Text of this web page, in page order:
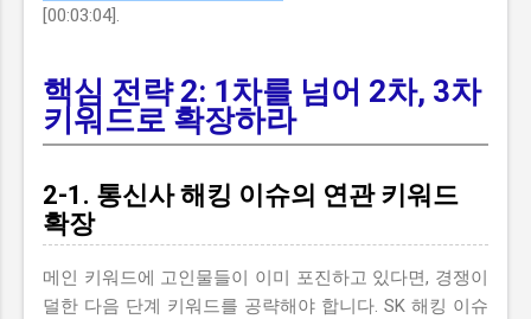
[00:03:04].
핵심 전략 2: 1차를 넘어 2차, 3차
키워드로 확장하라
2-1. 통신사 해킹 이슈의 연관 키워드
확장
메인 키워드에 고인물들이 이미 포진하고 있다면, 경쟁이
덜한 다음 단계 키워드를 공략해야 합니다. SK 해킹 이슈